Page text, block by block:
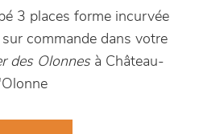
3 places forme incurvée
commande dans votre
des Olonnesà Château-